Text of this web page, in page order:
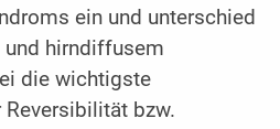
ein und unterschied
hirndiffusem
die wichtigste
Reversibilität bzw.